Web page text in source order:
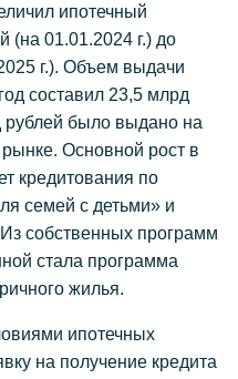
ипотечный
(на 01.01.2024 г.) до
г.). Объем выдачи
составил 23,5 млрд
рублей было выдано на
Основной рост в
кредитования по
семей с детьми» и
собственных программ
стала программа
жилья.
ипотечных
на получение кредита